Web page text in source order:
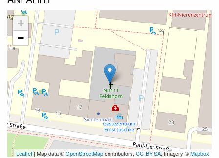
+
−
Leaflet | Map data ©OpenStreetMapcontributors, CC-BY-SA, Imagery ©Mapbox